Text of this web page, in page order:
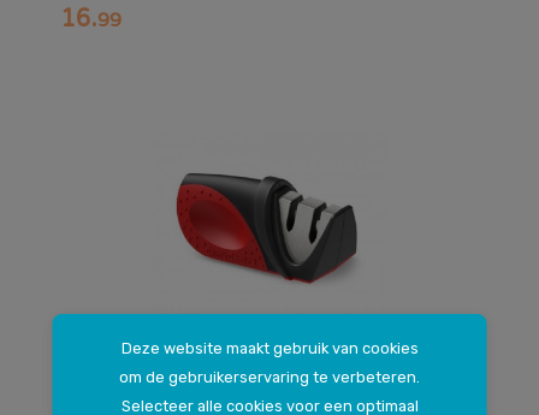
Deze website maakt gebruik van cookies
om de gebruikerservaring te verbeteren.
Selecteer alle cookies voor een optimaal
16.99